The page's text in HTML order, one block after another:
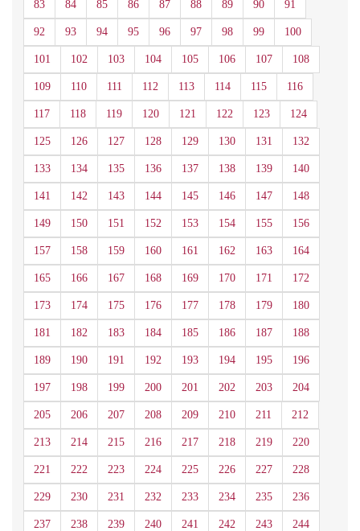
83 84 85 86 87 88 89 90 91
92 93 94 95 96 97 98 99 100
101 102 103 104 105 106 107 108
109 110 111 112 113 114 115 116
117 118 119 120 121 122 123 124
125 126 127 128 129 130 131 132
133 134 135 136 137 138 139 140
141 142 143 144 145 146 147 148
149 150 151 152 153 154 155 156
157 158 159 160 161 162 163 164
165 166 167 168 169 170 171 172
173 174 175 176 177 178 179 180
181 182 183 184 185 186 187 188
189 190 191 192 193 194 195 196
197 198 199 200 201 202 203 204
205 206 207 208 209 210 211 212
213 214 215 216 217 218 219 220
221 222 223 224 225 226 227 228
229 230 231 232 233 234 235 236
237 238 239 240 241 242 243 244